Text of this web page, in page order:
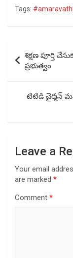
Tags:
navigation
శిక్షణ పూర్తి
ప్రభుత్వం
టిటిడి చైర్మన్
Leave a
Your email
are marked *
Comment *